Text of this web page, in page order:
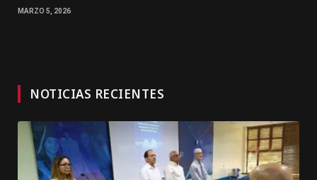
MARZO 5, 2026
NOTICIAS RECIENTES